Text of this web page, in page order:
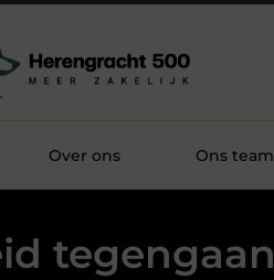
Over ons Ons team
tegengaan